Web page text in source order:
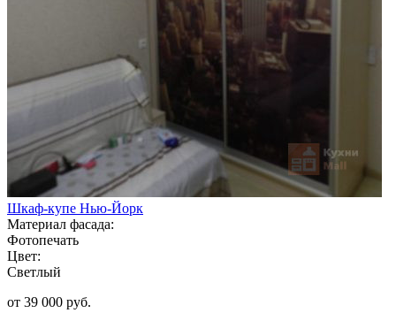
Шкаф-купе Нью-Йорк
Материал фасада:
Фотопечать
Цвет:
Светлый
от 39 000 руб.